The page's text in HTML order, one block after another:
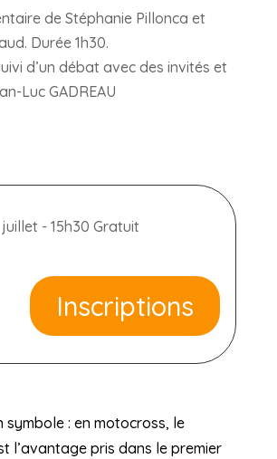
de Stéphanie Pillonca et
Durée 1h30.
d’un débat avec des invités et
Luc GADREAU
- 15h30 Gratuit
Inscriptions
symbole : en motocross, le
l’avantage pris dans le premier